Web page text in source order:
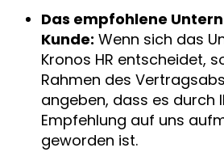
Das empfohlene
Kunde: Wenn sich das
Kronos HR entscheidet,
Rahmen des
angeben, dass es durch
Empfehlung auf uns
geworden ist.